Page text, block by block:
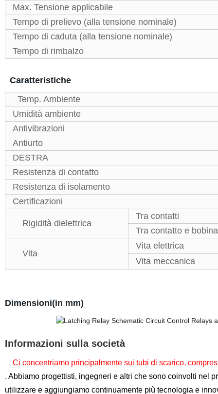
Max. Tensione applicabile
Tempo di prelievo (alla tensione nominale)
Tempo di caduta (alla tensione nominale)
Tempo di rimbalzo
Caratteristiche
Temp. Ambiente
Umidità ambiente
Antivibrazioni
Antiurto
DESTRA
Resistenza di contatto
Resistenza di isolamento
Certificazioni
Rigidità dielettrica
Tra contatti
Tra contatto e bobina
Vita
Vita elettrica
Vita meccanica
Dimensioni(in mm)
Informazioni sulla società
Ci concentriamo principalmente sui tubi di scarico,
. Abbiamo progettisti, ingegneri e altri che sono coinvolti nel
utilizzare e aggiungiamo continuamente più tecnologia e